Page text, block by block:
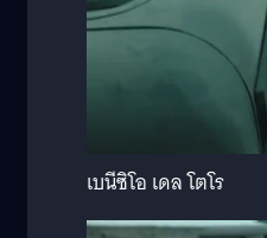
เบนีซิโอ เดล โตโร